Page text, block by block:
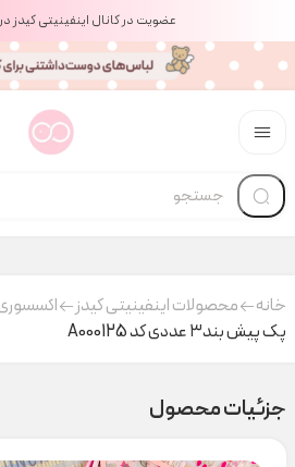
عضویت در کانال اینفینیتی کیدز
خانه محصولات اینفینیتی کیدز
پک پیش بند۳ عددی کد A000125
جزئیات محصول